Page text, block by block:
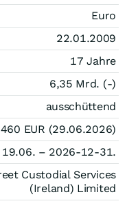
Euro
22.01.2009
17 Jahre
6,35 Mrd. (-)
ausschüttend
EUR (29.06.2026)
19.06. – 2026-12-31.
Custodial Services
(Ireland) Limited